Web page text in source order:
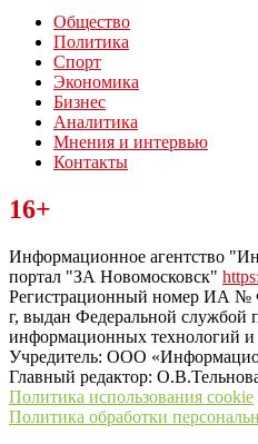
Общество
Политика
Спорт
Экономика
Бизнес
Аналитика
Мнения и интервью
Контакты
Читайте последние новости дня
“ЗаНовомосковск”
16+
Информационное агентство
портал "ЗА Новомосковск"
Регистрационный номер ИА №
г, выдан Федеральной службой
информационных технологий
Учредитель: ООО
Главный редактор:
Политика использования cookie
Политика обработки